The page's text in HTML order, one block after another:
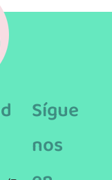
Sígue
nos